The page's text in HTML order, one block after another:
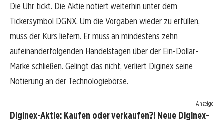
Die Uhr tickt. Die Aktie notiert weiterhin unter dem
Tickersymbol DGNX. Um die Vorgaben wieder zu erfüllen,
muss der Kurs liefern. Er muss an mindestens zehn
aufeinanderfolgenden Handelstagen über der Ein-Dollar-
Marke schließen. Gelingt das nicht, verliert Diginex seine
Notierung an der Technologiebörse.
Anzeige
Diginex-Aktie: Kaufen oder verkaufen?! Neue Diginex-